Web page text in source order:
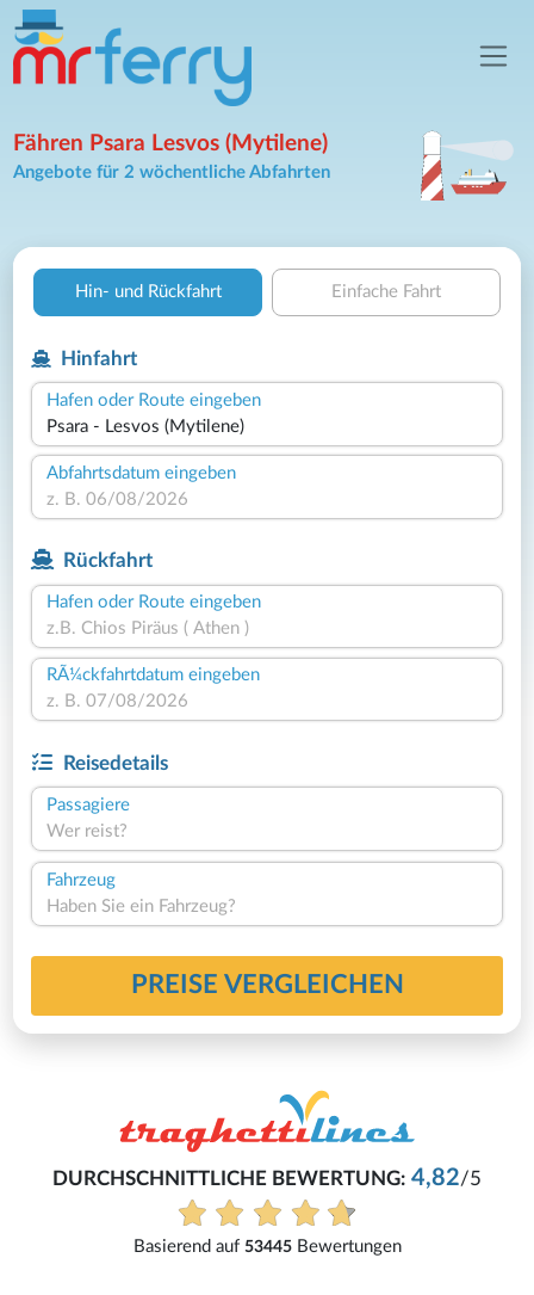
Fähren Psara Lesvos (Mytilene)
Angebote für 2 wöchentliche Abfahrten
Hin- und Rückfahrt Einfache Fahrt
Hinfahrt
Hafen oder Route eingeben
Abfahrtsdatum eingeben
Rückfahrt
Hafen oder Route eingeben
RÃ¼ckfahrtdatum eingeben
Reisedetails
Passagiere
Wer reist?
Fahrzeug
Haben Sie ein Fahrzeug?
PREISE VERGLEICHEN
DURCHSCHNITTLICHE BEWERTUNG: 4,82/5
Basierend auf 53445Bewertungen